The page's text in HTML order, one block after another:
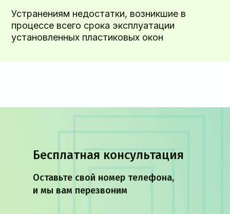
Устранениям недостатки, возникшие в
процессе всего срока эксплуатации
установленных пластиковых окон
Бесплатная консультация
Оставьте свой номер телефона,
и мы вам перезвоним